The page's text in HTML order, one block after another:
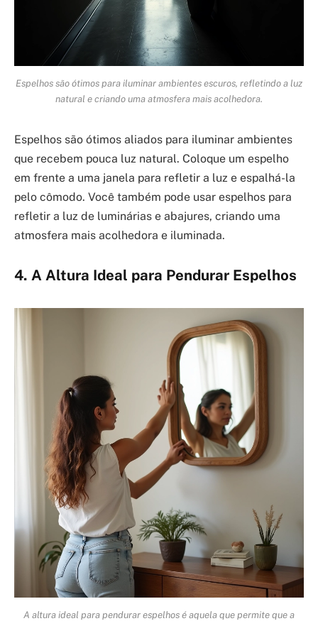
Espelhos são ótimos para iluminar ambientes escuros, refletindo a luz
natural e criando uma atmosfera mais acolhedora.
Espelhos são ótimos aliados para iluminar ambientes
que recebem pouca luz natural. Coloque um espelho
em frente a uma janela para refletir a luz e espalhá-la
pelo cômodo. Você também pode usar espelhos para
refletir a luz de luminárias e abajures, criando uma
atmosfera mais acolhedora e iluminada.
4. A Altura Ideal para Pendurar Espelhos
A altura ideal para pendurar espelhos é aquela que permite que a